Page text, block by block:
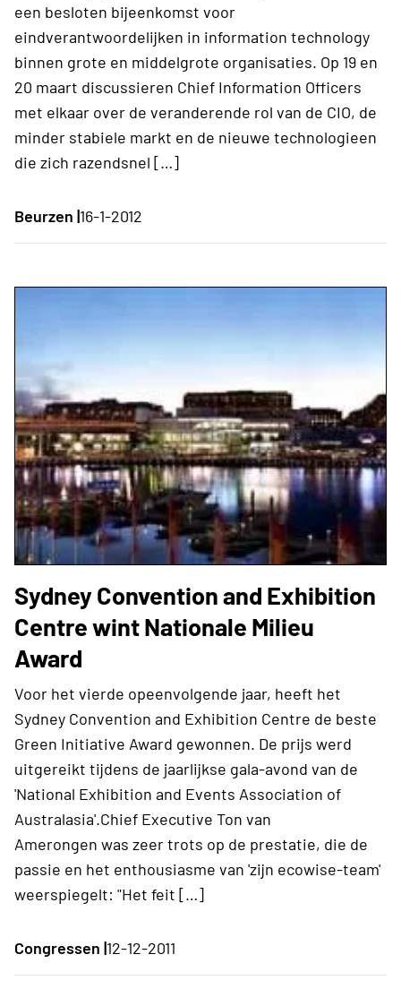
een besloten bijeenkomst voor
eindverantwoordelijken in information technology
binnen grote en middelgrote organisaties. Op 19 en
20 maart discussieren Chief Information Officers
met elkaar over de veranderende rol van de CIO, de
minder stabiele markt en de nieuwe technologieen
die zich razendsnel […]
Beurzen |16-1-2012
Sydney Convention and Exhibition
Centre wint Nationale Milieu
Award
Voor het vierde opeenvolgende jaar, heeft het
Sydney Convention and Exhibition Centre de beste
Green Initiative Award gewonnen. De prijs werd
uitgereikt tijdens de jaarlijkse gala-avond van de
'National Exhibition and Events Association of
Australasia'.Chief Executive Ton van
Amerongen was zeer trots op de prestatie, die de
passie en het enthousiasme van 'zijn ecowise-team'
weerspiegelt: "Het feit […]
Congressen |12-12-2011